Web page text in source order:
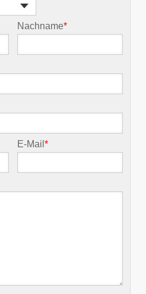
Nachname*
E-Mail*